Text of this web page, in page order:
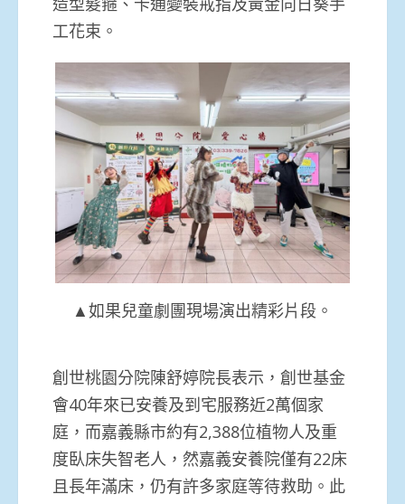
工花束。
▲如果兒童劇團現場演出精彩片段。
創世桃園分院陳舒婷院長表示，創世基金
會40年來已安養及到宅服務近2萬個家
庭，而嘉義縣市約有2,388位植物人及重
度臥床失智老人，然嘉義安養院僅有22床
且長年滿床，仍有許多家庭等待救助。此